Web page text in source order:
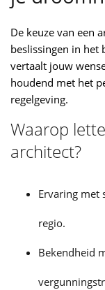
De keuze van een
beslissingen in het
vertaalt jouw
houdend met het
regelgeving.
Waarop
architect?
Ervaring met
regio.
Bekendheid